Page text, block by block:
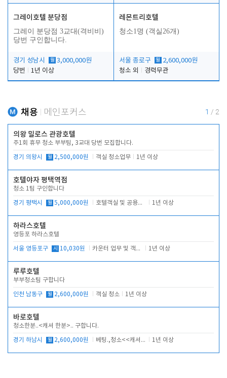
그레이호텔 분당점
그레이 분당점 3교대(격비비)
당번 구인합니다.
경기 성남시 월 3,000,000원
당번
1년 이상
레몬트리호텔
청소1명 (객실26개)
서울 종로구 월 2,600,000원
청소 외
경력무관
채용 메인포커스 1 / 2
의왕 밀로스 관광호텔
주1회 휴무 청소 부부팀, 3교대 당번 모집합니다.
경기 의왕시 월 2,500,000원 객실 청소업무 1년 이상
호텔야자 평택역점
청소 1팀 구인합니다
경기 평택시 월 5,000,000원 호텔객실 및 공용시설 청소 관리 1년 이상
하라스호텔
영등포 하라스호텔
서울 영등포구 시 10,030원 카운터 업무 및 객실관리(청소상태 확인, 객실판매) 1년 이상
루루호텔
부부청소팀 구합니다
인천 남동구 월 2,600,000원 객실 청소 1년 이상
바로호텔
청소한분..<캐셔 한분>.. 구합니다.
경기 하남시 월 2,600,000원 베팅.,청소<<캐셔 모셔봅니다. 1년 이상